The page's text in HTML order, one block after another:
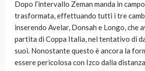
Dopo l’intervallo Zeman manda in
trasformata, effettuando tutti i tre
inserendo Avelar, Donsah e Longo, che
partita di Coppa Italia, nel tentativo di
suoi. Nonostante questo è ancora la
essere pericolosa con Izco dalla